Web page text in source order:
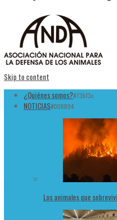
Skip to content
¿Quiénes somos?#73b13c
NOTICIAS#008894
Los animales que